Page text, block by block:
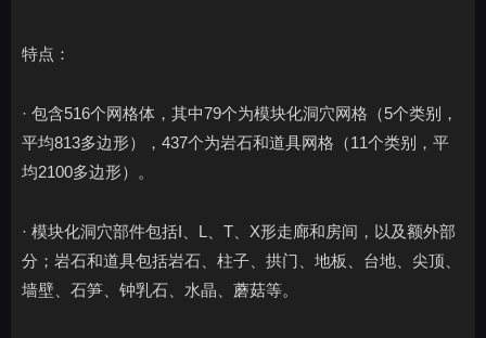
特点：
· 包含516个网格体，其中79个为模块化洞穴网格（5个类别，
平均813多边形），437个为岩石和道具网格（11个类别，平
均2100多边形）。
· 模块化洞穴部件包括I、L、T、X形走廊和房间，以及额外部
分；岩石和道具包括岩石、柱子、拱门、地板、台地、尖顶、
墙壁、石笋、钟乳石、水晶、蘑菇等。